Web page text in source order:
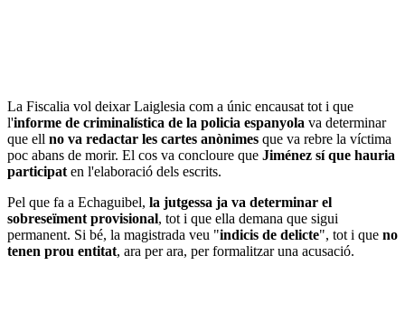
La Fiscalia vol deixar Laiglesia com a únic encausat tot i que
l'informe de criminalística de la policia espanyola va determinar
que ell no va redactar les cartes anònimes que va rebre la víctima
poc abans de morir. El cos va concloure que Jiménez sí que hauria
participat en l'elaboració dels escrits.
Pel que fa a Echaguibel, la jutgessa ja va determinar el
sobreseïment provisional, tot i que ella demana que sigui
permanent. Si bé, la magistrada veu "indicis de delicte", tot i que no
tenen prou entitat, ara per ara, per formalitzar una acusació.